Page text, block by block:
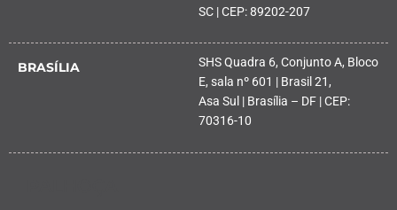
SC | CEP: 89202-207
BRASÍLIA
SHS Quadra 6, Conjunto A, Bloco
E, sala nº 601 | Brasil 21,
Asa Sul | Brasília – DF | CEP:
70316-10